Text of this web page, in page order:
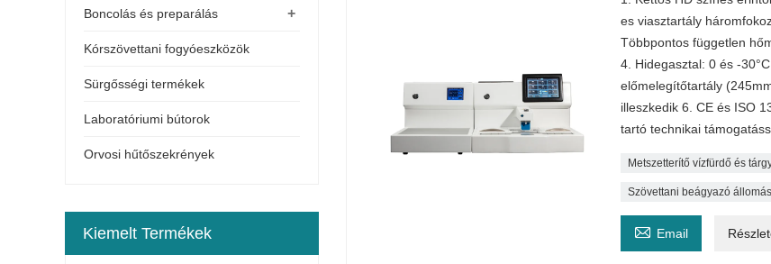
es viasztartály
Többpontos független
4. Hidegasztal: 0 és -
előmelegítőtartály
illeszkedik 6. CE és ISO
tartó technikai
Metszetterítő vízfürdő és
Szövettani beágyazó állomás
 Email
+
Boncolás és preparálás
Kórszövettani fogyóeszközök
Sürgősségi termékek
Laboratóriumi bútorok
Orvosi hűtőszekrények
Kiemelt Termékek